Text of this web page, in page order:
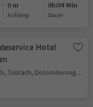
0 m
Aufstieg
0h:04 Min
Dauer
Hotel
Neutoblach, Toblach, Dolomitenregion 3 Zinnen